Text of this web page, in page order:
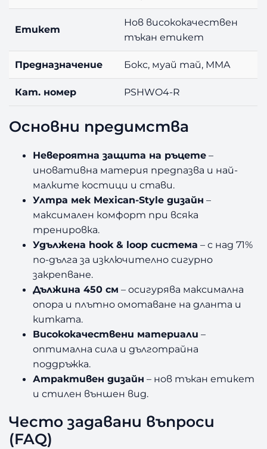
Етикет
Нов висококачествен
тъкан етикет
Предназначение Бокс, муай тай, MMA
Кат. номер PSHWO4-R
Основни предимства
Невероятна защита на ръцете –
иновативна материя предпазва и най-
малките костици и стави.
Ултра мек Mexican-Style дизайн –
максимален комфорт при всяка
тренировка.
Удължена hook & loop система – с над 71%
по-дълга за изключително сигурно
закрепване.
Дължина 450 см – осигурява максимална
опора и плътно омотаване на дланта и
китката.
Висококачествени материали –
оптимална сила и дълготрайна
поддръжка.
Атрактивен дизайн – нов тъкан етикет
и стилен външен вид.
Често задавани въпроси
(FAQ)